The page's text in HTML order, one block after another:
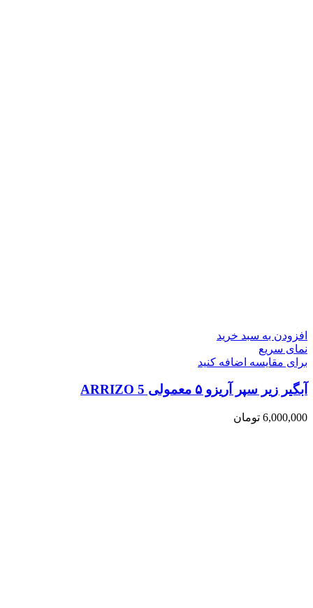
افزودن به سبد خرید
نمای سریع
برای مقایسه اضافه کنید
آبگیر زیر سپر آریزو ۵ معمولی ARRIZO 5
6,000,000 تومان